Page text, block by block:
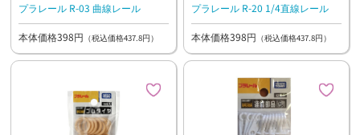
プラレール R-03 曲線レール
本体価格398円 （税込価格437.8円）
プラレール R-20 1/4直線レール
本体価格398円 （税込価格437.8円）